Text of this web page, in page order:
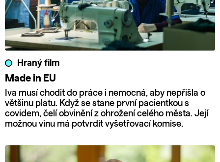
Hraný film
Made in EU
Iva musí chodit do práce i nemocná, aby nepřišla o
většinu platu. Když se stane první pacientkou s
covidem, čelí obvinění z ohrožení celého města. Její
možnou vinu má potvrdit vyšetřovací komise.